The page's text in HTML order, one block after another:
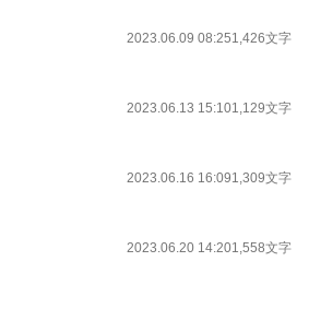
2023.06.09 08:251,426文字
2023.06.13 15:101,129文字
2023.06.16 16:091,309文字
2023.06.20 14:201,558文字